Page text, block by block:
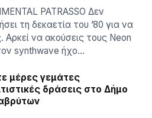
PATRASSO Δεν
τη δεκαετία του ’80 για να
Αρκεί να ακούσεις τους Neon
synthwave ήχο…
μέρες γεμάτες
δράσεις στο Δήμο